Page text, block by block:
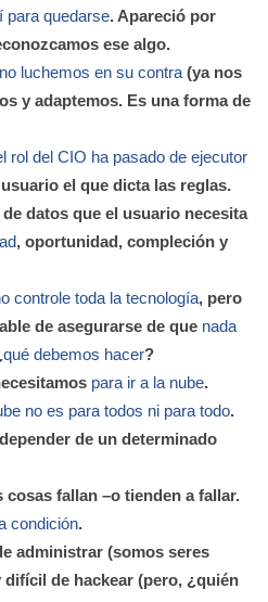
para quedarse. Apareció por
ese algo.
luchemos en su contra (ya nos
y adaptemos. Es una forma de
rol del CIO ha pasado de ejecutor
el que dicta las reglas.
datos que el usuario necesita
, oportunidad, compleción y
controle toda la tecnología, pero
de asegurarse de que nada
qué debemos hacer?
para ir a la nube.
no es para todos ni para todo.
de un determinado
cosas fallan –o tienden a fallar.
condición.
administrar (somos seres
de hackear (pero, ¿quién